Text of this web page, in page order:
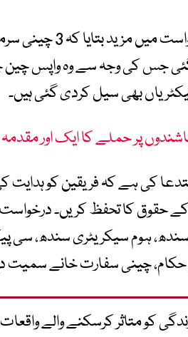
چینی سرمایہ کاروں نے
گئی جس کی وجہ سے وہ واپس
پر حملے کا ایک اور
کی ہے کہ فریقین کو ہدایت کی
حقوق کا تحفظ کریں۔ درخواست
ہوم سیکریٹری سندھ، سی
چینی سفارت خانے سمیت
کو متاثر کرسکنے والے